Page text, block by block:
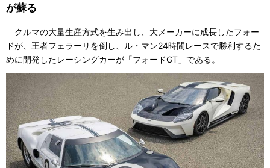
が蘇る
クルマの大量生産方式を生み出し、大メーカーに成長したフォー
ドが、王者フェラーリを倒し、ル・マン24時間レースで勝利するた
めに開発したレーシングカーが「フォードGT」である。